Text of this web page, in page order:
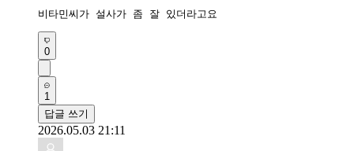
비타민씨가 설사가 좀 잘 있더라고요
0
1
답글 쓰기
2026.05.03 21:11